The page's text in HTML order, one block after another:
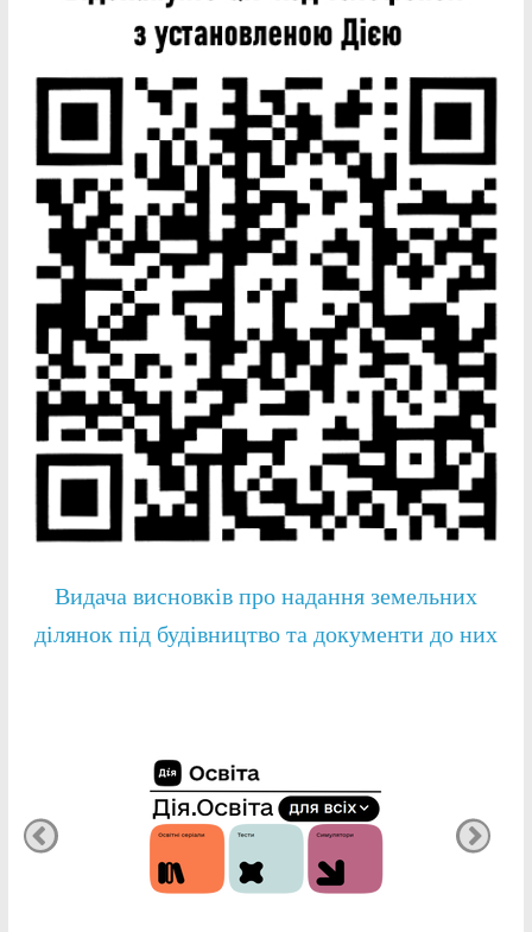
Видача висновків про надання земельних
ділянок під будівництво та документи до них